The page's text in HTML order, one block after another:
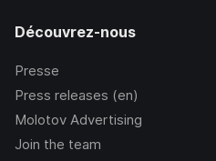
Découvrez-nous
Presse
Press releases (en)
Molotov Advertising
Join the team